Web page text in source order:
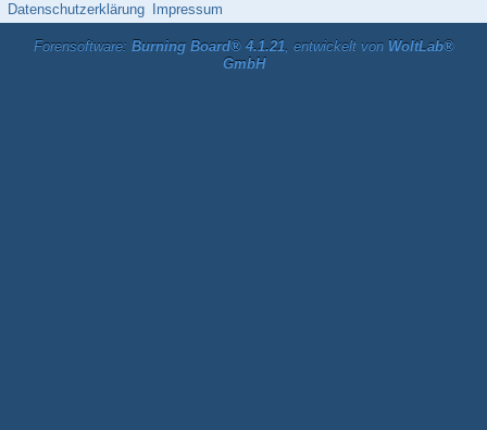
Datenschutzerklärung Impressum
Forensoftware: Burning Board® 4.1.21, entwickelt von WoltLab®
GmbH